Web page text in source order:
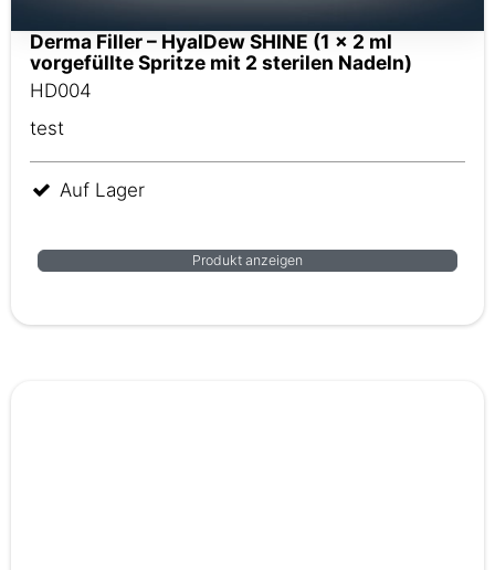
Derma Filler – HyalDew SHINE (1 x 2 ml
vorgefüllte Spritze mit 2 sterilen Nadeln)
HD004
test
Auf Lager
Produkt anzeigen